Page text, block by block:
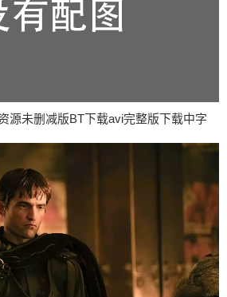
源未删减版BT下载avi完整版下载中字